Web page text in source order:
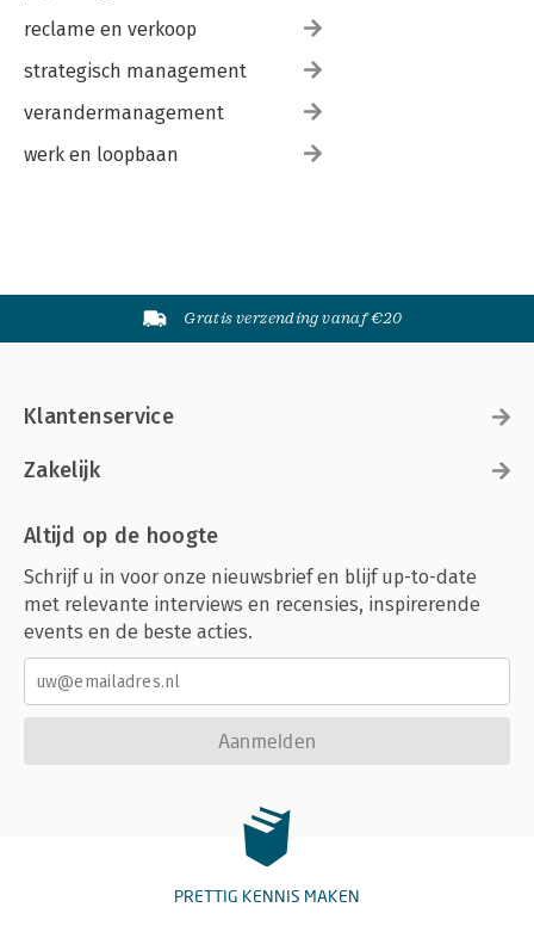
reclame en verkoop
strategisch management
verandermanagement
werk en loopbaan
Gratis verzending vanaf €20
Klantenservice
Zakelijk
Altijd op de hoogte
Schrijf u in voor onze nieuwsbrief en blijf up-to-date
met relevante interviews en recensies, inspirerende
events en de beste acties.
Aanmelden
PRETTIG KENNIS MAKEN